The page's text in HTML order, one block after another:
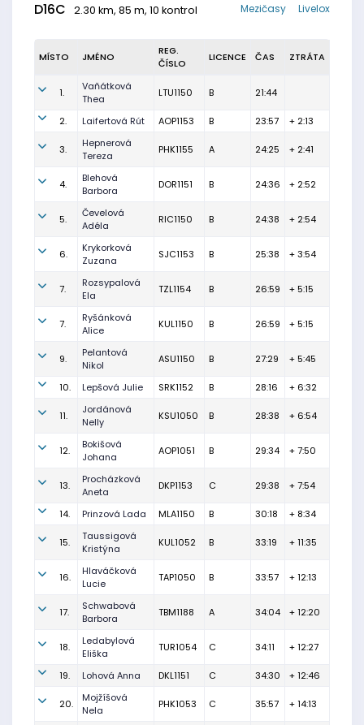
D16C 2.30 km, 85 m, 10 kontrol Livelox
Mezičasy
MÍSTO JMÉNO
REG.
ČÍSLO
LICENCE ČAS ZTRÁTA
1.
Vaňátková
Thea
LTU1150 B 21:44
2. Laifertová Rút AOP1153 B 23:57 + 2:13
3.
Hepnerová
Tereza
PHK1155 A 24:25 + 2:41
4.
Blehová
Barbora
DOR1151 B 24:36 + 2:52
5.
Čevelová
Adéla
RIC1150 B 24:38 + 2:54
6.
Krykorková
Zuzana
SJC1153 B 25:38 + 3:54
7.
Rozsypalová
Ela
TZL1154 B 26:59 + 5:15
7.
Ryšánková
Alice
KUL1150 B 26:59 + 5:15
9.
Pelantová
Nikol
ASU1150 B 27:29 + 5:45
10. Lepšová Julie SRK1152 B 28:16 + 6:32
11.
Jordánová
Nelly
KSU1050 B 28:38 + 6:54
12.
Bokišová
Johana
AOP1051 B 29:34 + 7:50
13.
Procházková
Aneta
DKP1153 C 29:38 + 7:54
14. Prinzová Lada MLA1150 B 30:18 + 8:34
15.
Taussigová
Kristýna
KUL1052 B 33:19 + 11:35
16.
Hlaváčková
Lucie
TAP1050 B 33:57 + 12:13
17.
Schwabová
Barbora
TBM1188 A 34:04 + 12:20
18.
Ledabylová
Eliška
TUR1054 C 34:11 + 12:27
19. Lohová Anna DKL1151 C 34:30 + 12:46
20.
Mojžíšová
Nela
PHK1053 C 35:57 + 14:13